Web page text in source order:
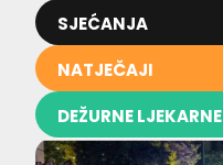
SJEĆANJA
NATJEČAJI
DEŽURNE LJEKARNE